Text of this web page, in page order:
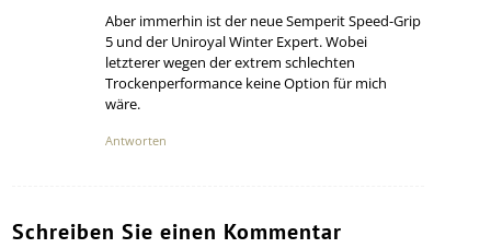
Aber immerhin ist der neue Semperit Speed-Grip
5 und der Uniroyal Winter Expert. Wobei
letzterer wegen der extrem schlechten
Trockenperformance keine Option für mich
wäre.
Antworten
Schreiben Sie einen Kommentar